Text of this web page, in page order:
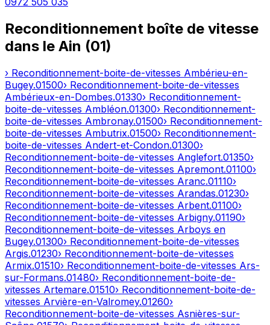
Reconditionnement boîte de vitesse
dans le Ain (01)
› Reconditionnement-boite-de-vitesses Ambérieu-en-
Bugey.01500› Reconditionnement-boite-de-vitesses
Ambérieux-en-Dombes.01330› Reconditionnement-
boite-de-vitesses Ambléon.01300› Reconditionnement-
boite-de-vitesses Ambronay.01500› Reconditionnement-
boite-de-vitesses Ambutrix.01500› Reconditionnement-
boite-de-vitesses Andert-et-Condon.01300›
Reconditionnement-boite-de-vitesses Anglefort.01350›
Reconditionnement-boite-de-vitesses Apremont.01100›
Reconditionnement-boite-de-vitesses Aranc.01110›
Reconditionnement-boite-de-vitesses Arandas.01230›
Reconditionnement-boite-de-vitesses Arbent.01100›
Reconditionnement-boite-de-vitesses Arbigny.01190›
Reconditionnement-boite-de-vitesses Arboys en
Bugey.01300› Reconditionnement-boite-de-vitesses
Argis.01230› Reconditionnement-boite-de-vitesses
Armix.01510› Reconditionnement-boite-de-vitesses Ars-
sur-Formans.01480› Reconditionnement-boite-de-
vitesses Artemare.01510› Reconditionnement-boite-de-
vitesses Arvière-en-Valromey.01260›
Reconditionnement-boite-de-vitesses Asnières-sur-